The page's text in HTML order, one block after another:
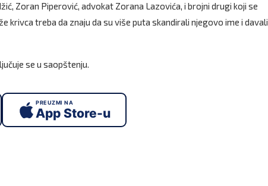
Zoran Piperović, advokat Zorana Lazovića, i brojni drugi koji se
treba da znaju da su više puta skandirali njegovo ime i davali
se u saopštenju.
PREUZMI NA
App Store-u